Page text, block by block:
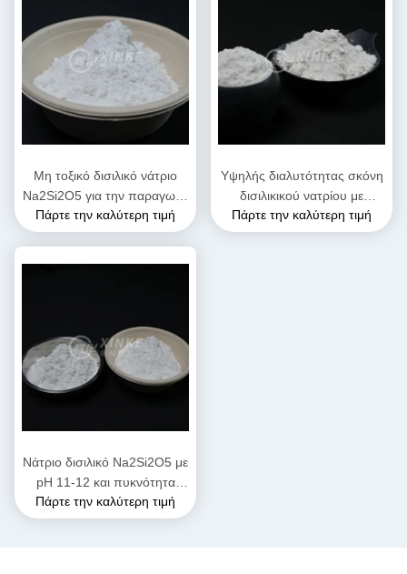
Μη τοξικό δισιλικό νάτριο
Na2Si2O5 για την παραγωγή
κεραμικών με χημικές
ιδιότητες και δομική
Πάρτε την καλύτερη τιμή
Υψηλής διαλυτότητας σκόνη
δισιλικικού νατρίου με
αλκαλικό pH 11-12 και
πυκνότητα 2,44 G/cm3 για
Πάρτε την καλύτερη τιμή
Νάτριο δισιλικό Na2Si2O5 με
pH 11-12 και πυκνότητα
2,44 g/cm3
Πάρτε την καλύτερη τιμή